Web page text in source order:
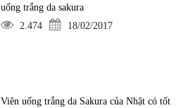
uống trắng da sakura
2.474
18/02/2017
Viên uống trắng da Sakura của Nhật có tốt